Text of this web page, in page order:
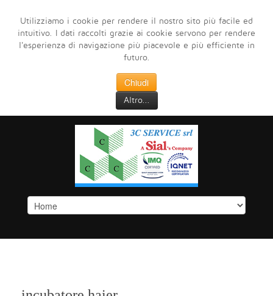
Utilizziamo i cookie per rendere il nostro sito più facile ed
intuitivo. I dati raccolti grazie ai cookie servono per rendere
l'esperienza di navigazione più piacevole e più efficiente in
futuro.
Chiudi
Altro...